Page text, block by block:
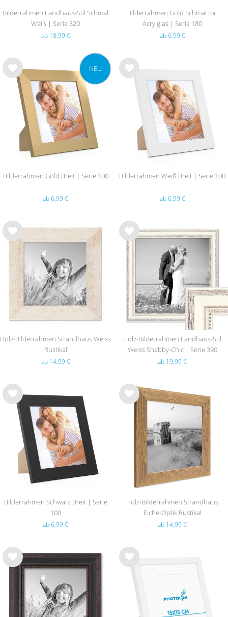
Bilderrahmen Landhaus-Stil Schmal
Weiß | Serie 320
ab 18,99 €
Bilderrahmen Gold Schmal mit
Acrylglas | Serie 180
ab 6,99 €
Wu
NEU
Bilderrahmen Gold Breit | Serie 100
ab 6,99 €
Wu
Bilderrahmen Weiß Breit | Serie 100
ab 6,99 €
Wu
Holz-Bilderrahmen Strandhaus Weiss
Rustikal
ab 14,99 €
Wu
nsc
hlist
e
Holz-Bilderrahmen Landhaus-Stil
Weiss Shabby-Chic | Serie 390
ab 19,99 €
Wu
Bilderrahmen Schwarz Breit | Serie
100
ab 6,99 €
Wu
Holz-Bilderrahmen Strandhaus
Eiche-Optik Rustikal
ab 14,99 €
Wu
hlist
e
Wu
nsc
hlist